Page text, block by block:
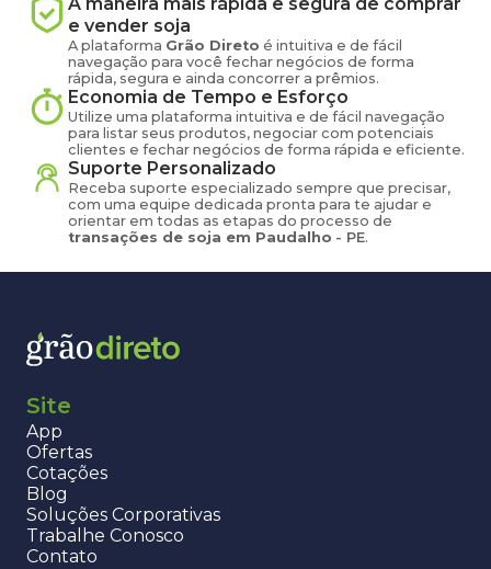
e vender soja
A plataforma Grão Direto é intuitiva e de fácil
navegação para você fechar negócios de forma
rápida, segura e ainda concorrer a prêmios.
Economia de Tempo e Esforço
Utilize uma plataforma intuitiva e de fácil navegação
para listar seus produtos, negociar com potenciais
clientes e fechar negócios de forma rápida e eficiente.
Suporte Personalizado
Receba suporte especializado sempre que precisar,
com uma equipe dedicada pronta para te ajudar e
orientar em todas as etapas do processo de
transações de soja em Paudalho - PE.
Site
App
Ofertas
Cotações
Blog
Soluções Corporativas
Trabalhe Conosco
Contato